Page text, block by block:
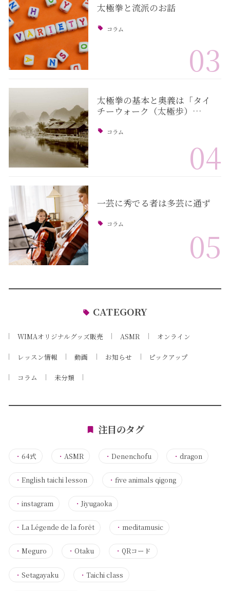
太極拳と流派のお話
コラム
03
太極拳の基本と奥義は「タイ
チーウォーク（太極歩）…
コラム
04
一芸に秀でる者は多芸に通ず
コラム
05
CATEGORY
WIMAオリジナルグッズ販売 ASMR オンライン
レッスン情報 動画 お知らせ ピックアップ
コラム 未分類
注目のタグ
・ 64式 ・ ASMR ・Denenchofu ・ dragon
・ English taichi lesson ・five animals qigong
・ instagram ・Jiyugaoka
・ La Légende de la forêt ・ meditamusic
・ Meguro ・ Otaku ・QRコード
・ Setagayaku ・Taichi class